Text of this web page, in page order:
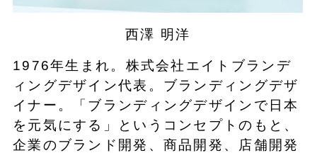
西澤 明洋
1976年生まれ。株式会社エイトブランデ
ィングデザイン代表。ブランディングデザ
イナー。「ブランディングデザインで日本
を元気にする」というコンセプトのもと、
企業のブランド開発、商品開発、店舗開発